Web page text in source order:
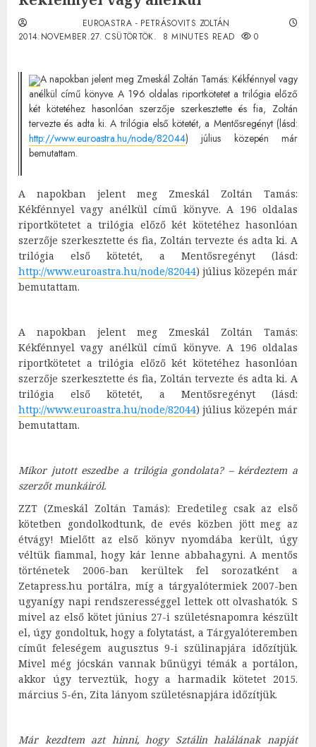
EUROASTRA - PETRÁSOVITS ZOLTÁN
2014.NOVEMBER.27. CSÜTÖRTÖK.
8 MINUTES READ 0
A napokban jelent meg Zmeskál Zoltán Tamás: Kékfénnyel vagy
anélkül című könyve. A 196 oldalas riportkötetet a trilógia előző
két kötetéhez hasonlóan szerzője szerkesztette és fia, Zoltán
tervezte és adta ki. A trilógia első kötetét, a Mentősregényt (lásd:
http://www.euroastra.hu/node/82044) július közepén már
bemutattam.
A napokban jelent meg Zmeskál Zoltán Tamás:
Kékfénnyel vagy anélkül című könyve. A 196 oldalas
riportkötetet a trilógia előző két kötetéhez hasonlóan
szerzője szerkesztette és fia, Zoltán tervezte és adta ki. A
trilógia első kötetét, a Mentősregényt (lásd:
http://www.euroastra.hu/node/82044) július közepén már
bemutattam.
A napokban jelent meg Zmeskál Zoltán Tamás:
Kékfénnyel vagy anélkül című könyve. A 196 oldalas
riportkötetet a trilógia előző két kötetéhez hasonlóan
szerzője szerkesztette és fia, Zoltán tervezte és adta ki. A
trilógia első kötetét, a Mentősregényt (lásd:
http://www.euroastra.hu/node/82044) július közepén már
bemutattam.
Mikor jutott eszedbe a trilógia gondolata? – kérdeztem a
szerzőt munkáiról.
ZZT (Zmeskál Zoltán Tamás): Eredetileg csak az első
kötetben gondolkodtunk, de evés közben jött meg az
étvágy! Mielőtt az első könyv nyomdába került, úgy
véltük fiammal, hogy kár lenne abbahagyni. A mentős
történetek 2006-ban kerültek fel sorozatként a
Zetapress.hu portálra, míg a tárgyalótermiek 2007-ben
ugyanígy napi rendszerességgel lettek ott olvashatók. S
mivel az első kötet június 27-i születésnapomra készült
el, úgy gondoltuk, hogy a folytatást, a Tárgyalóteremben
címűt feleségem augusztus 9-i szülinapjára időzítjük.
Mivel még jócskán vannak bűnügyi témák a portálon,
akkor úgy terveztük, hogy a harmadik kötetet 2015.
március 5-én, Zita lányom születésnapjára időzítjük.
Már kezdtem azt hinni, hogy Sztálin halálának napját